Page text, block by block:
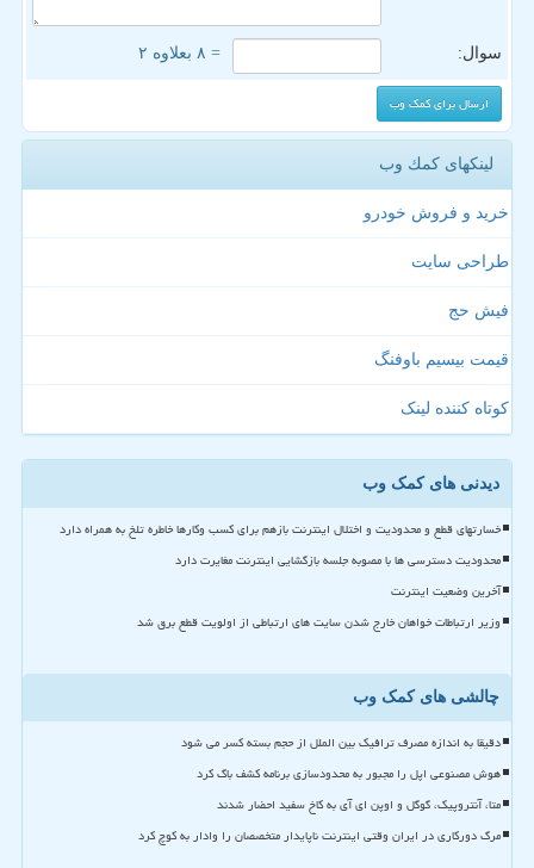
سوال: = ۸ بعلاوه ۲
لینکهای كمك وب
خرید و فروش خودرو
طراحی سایت
فیش حج
قیمت بیسیم باوفنگ
کوتاه کننده لینک
دیدنی های کمک وب
خسارتهای قطع و محدودیت و اختلال اینترنت بازهم برای کسب وکارها خاطره تلخ به همراه دارد
محدودیت دسترسی ها با مصوبه جلسه بازگشایی اینترنت مغایرت دارد
آخرین وضعیت اینترنت
وزیر ارتباطات خواهان خارج شدن سایت های ارتباطی از اولویت قطع برق شد
چالشی های کمک وب
دقیقا به اندازه مصرف ترافیک بین الملل از حجم بسته کسر می شود
هوش مصنوعی اپل را مجبور به محدودسازی برنامه کشف باگ کرد
متا، آنتروپیک، گوگل و اوپن ای آی به کاخ سفید احضار شدند
مرگ دورکاری در ایران وقتی اینترنت ناپایدار متخصصان را وادار به کوچ کرد